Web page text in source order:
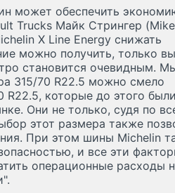
может обеспечить
Trucks Майк Стрингер (Mike
X Line Energy снижать
можно получить, только
становится очевидным.
315/70 R22.5 можно смело
которые до этого были
Они не только, судя по
этот размера также
При этом шины Michelin
и все эти
операционные расходы